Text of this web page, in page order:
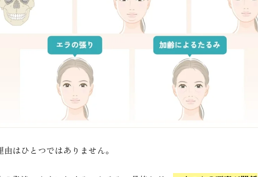
顔治療のために｜当院が選ばれる理由
お悩みに寄り添った丁寧なカウンセリング
な医師による一人ひとりにあわせた小顔施術のご提案
イムを配慮した手法と充実したフォロー体制
サージは効果がありますか？やりすぎると逆効果になりますか？
アを続けても小顔になれない原因には何がありますか？
とお悩みの方はEMMO FACE CLINICへご相談ください
はひとつではありません。